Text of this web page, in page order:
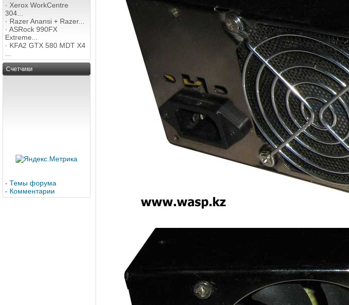
· Xerox WorkCentre
304...
· Razer Anansi + Razer...
· ASRock 990FX
Extreme...
· KFA2 GTX 580 MDT X4
Счетчики
- Темы форума
- Комментарии